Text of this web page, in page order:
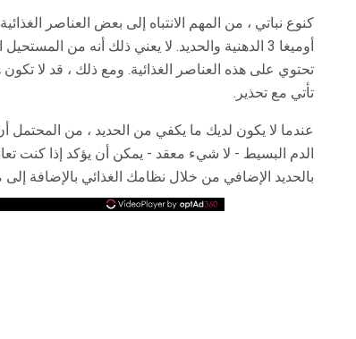
تحتوي على هذه العناصر الغذائية. ومع ذلك ، قد لا
تأتي مع تحذير.
عندما لا يكون لديك ما يكفي من الحديد ، من
الدم البسيط - لا شيء معقد - يمكن أن يؤكد إذا كنت
بالحديد الإضافي من خلال نظامك الغذائي بالإضافة